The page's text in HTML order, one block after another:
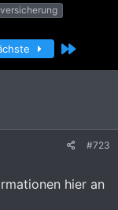
Letzte
#723
hier an